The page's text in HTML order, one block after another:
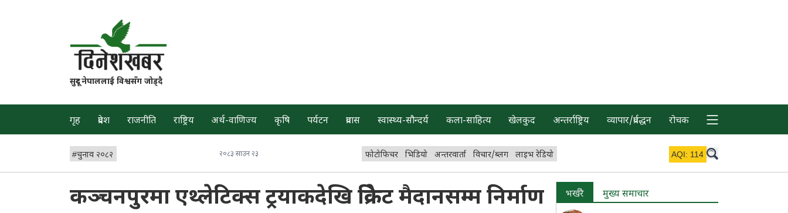
सुदूर नेपाललाई विश्वसँग जोड्दै
गृह प्रदेश राजनीति राष्ट्रिय अर्थ-वाणिज्य कृषि पर्यटन प्रवास स्वास्थ्य-सौन्दर्य कला-साहित्य खेलकुद अन्तर्राष्ट्रिय व्यापार/प्रर्वद्धन रोचक
#चुनाव २०८२ २०८३ साउन २३ फोटोफिचर भिडियो अन्तरवार्ता विचार/ब्लग लाइभ रेडियो AQI: 114
कञ्चनपुरमा एथ्लेटिक्स ट्रयाकदेखि क्रिकेट मैदानसम्म निर्माण
भर्खरै मुख्य समाचार